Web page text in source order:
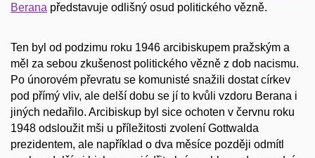
Berana představuje odlišný osud politického vězně.
Ten byl od podzimu roku 1946 arcibiskupem pražským a
měl za sebou zkušenost politického vězně z dob nacismu.
Po únorovém převratu se komunisté snažili dostat církev
pod přímý vliv, ale delší dobu se jí to kvůli vzdoru Berana i
jiných nedařilo. Arcibiskup byl sice ochoten v červnu roku
1948 odsloužit mši u příležitosti zvolení Gottwalda
prezidentem, ale například o dva měsíce později odmítl